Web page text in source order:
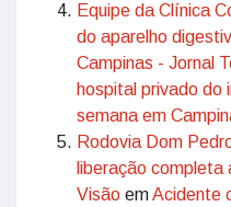
Equipe da Clínica
do aparelho
Campinas - Jornal
hospital privado do
semana em
Rodovia Dom
liberação completa
Visão emAcidente